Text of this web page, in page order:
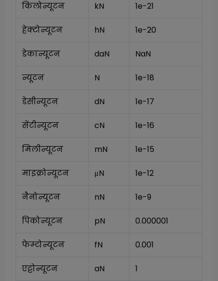
किलोन्यूटन kN 1e-21
हेक्टोन्यूटन hN 1e-20
डेकान्यूटन daN NaN
न्यूटन N 1e-18
डेसीन्यूटन dN 1e-17
सेंटीन्यूटन cN 1e-16
मिलीन्यूटन mN 1e-15
माइक्रोन्यूटन μN 1e-12
नैनोन्यूटन nN 1e-9
पिकोन्यूटन pN 0.000001
फेम्टोन्यूटन fN 0.001
एट्टोन्यूटन aN 1